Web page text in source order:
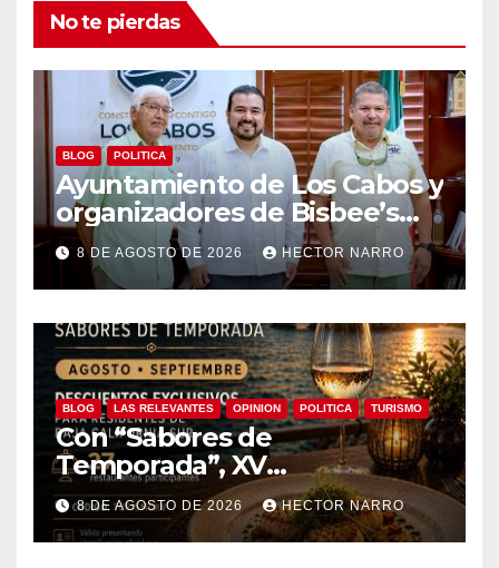
No te pierdas
BLOG POLITICA
Ayuntamiento de Los Cabos y
organizadores de Bisbee’s
coordinan acciones para
edición 2026
8 DE AGOSTO DE 2026 HECTOR NARRO
BLOG LAS RELEVANTES OPINION POLITICA TURISMO
Con “Sabores de
Temporada”, XV
Ayuntamiento de Los Cabos y
Canirac impulsan consumo
local con beneficios para
8 DE AGOSTO DE 2026 HECTOR NARRO